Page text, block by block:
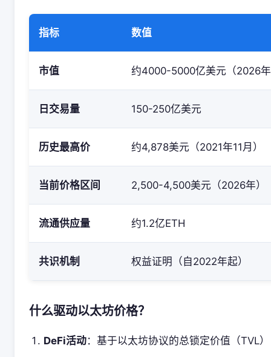
指标 数值
市值 约4000-5000亿美元（2026
日交易量 150-250亿美元
历史最高价 约4,878美元（2021年11月）
当前价格区间 2,500-4,500美元（2026年）
流通供应量 约1.2亿ETH
共识机制 权益证明（自2022年起）
什么驱动以太坊价格？
DeFi活动：基于以太坊协议的总锁定价值（TVL）